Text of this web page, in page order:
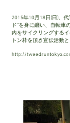
2015年10月18日(日)、
ド”を身に纏い、自転車
内をサイクリングするイ
トン枠を頂き宣伝活動
http://